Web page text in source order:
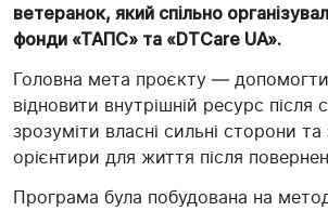
ветеранок, який спільно
фонди «ТАПС» та «DTCare UA».
Головна мета проєкту —
відновити внутрішній ресурс
зрозуміти власні сильні сторони та
орієнтири для життя після
Програма була побудована на